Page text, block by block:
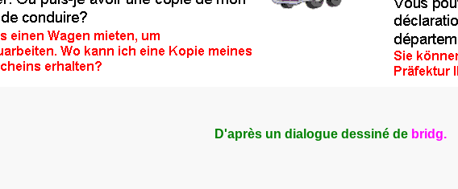
D'après un dialogue dessiné de bridg.